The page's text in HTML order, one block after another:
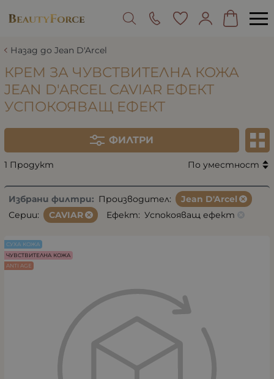
Назад до Jean D'Arcel
КРЕМ ЗА ЧУВСТВИТЕЛНА КОЖА
JEAN D'ARCEL CAVIAR ЕФЕКТ
УСПОКОЯВАЩ ЕФЕКТ
ФИЛТРИ
1 Продукт По уместност
Избрани филтри: Производител:
Jean D'Arcel
Серии:
CAVIAR Ефект: Успокояващ ефект
СУХА КОЖА
ЧУВСТВИТЕЛНА КОЖА
ANTI AGE